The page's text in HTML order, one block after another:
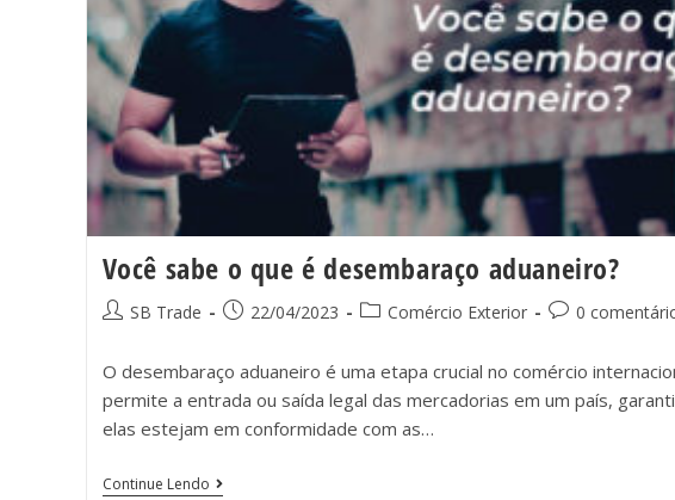
Você sabe o que é desembaraço aduaneiro?
SB Trade 22/04/2023 Comércio Exterior 0
O desembaraço aduaneiro é uma etapa crucial no comércio
permite a entrada ou saída legal das mercadorias em um país,
elas estejam em conformidade com as…
Continue Lendo